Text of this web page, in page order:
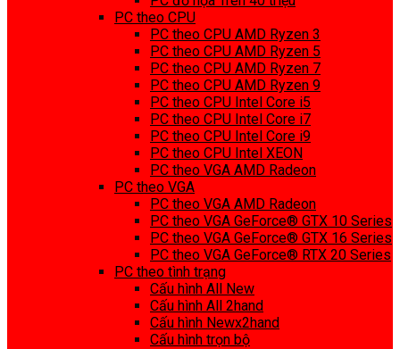
PC theo CPU
PC theo CPU AMD Ryzen 3
PC theo CPU AMD Ryzen 5
PC theo CPU AMD Ryzen 7
PC theo CPU AMD Ryzen 9
PC theo CPU Intel Core i5
PC theo CPU Intel Core i7
PC theo CPU Intel Core i9
PC theo CPU Intel XEON
PC theo VGA AMD Radeon
PC theo VGA
PC theo VGA AMD Radeon
PC theo VGA GeForce® GTX 10 Series
PC theo VGA GeForce® GTX 16 Series
PC theo VGA GeForce® RTX 20 Series
PC theo tình trạng
Cấu hình All New
Cấu hình All 2hand
Cấu hình Newx2hand
Cấu hình trọn bộ